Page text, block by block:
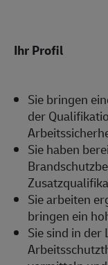
Ihr Profil
Sie bringen
der
Sie haben
Sie arbeiten
bringen ein
Sie sind in der